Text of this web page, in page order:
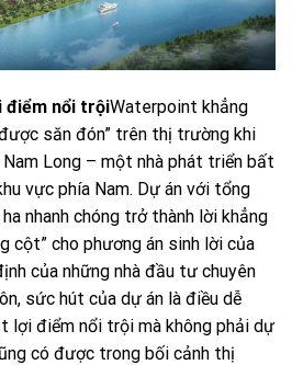
điểm nổi trộiWaterpoint khẳng
săn đón” trên thị trường khi
Long – một nhà phát triển bất
vực phía Nam. Dự án với tổng
nhanh chóng trở thành lời khẳng
cột” cho phương án sinh lời của
của những nhà đầu tư chuyên
sức hút của dự án là điều dễ
lợi điểm nổi trội mà không phải dự
có được trong bối cảnh thị